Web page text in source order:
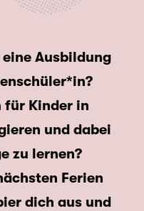
Ausbildung
für Kinder in
und dabei
zu lernen?
Ferien
dich aus und